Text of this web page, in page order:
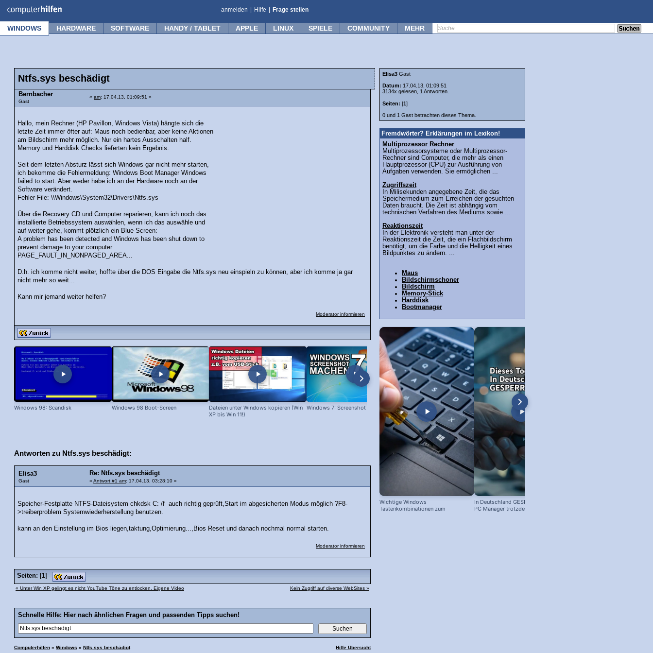
anmelden Hilfe Frage stellen
WINDOWS HARDWARE SOFTWARE HANDY / TABLET APPLE LINUX SPIELE COMMUNITY MEHR
Ntfs.sys beschädigt
Bernbacher
Gast
« am: 17.04.13, 01:09:51 »
Hallo, mein Rechner (HP Pavillon, Windows Vista) hängte sich die
letzte Zeit immer öfter auf: Maus noch bedienbar, aber keine Aktionen
am Bildschirm mehr möglich. Nur ein hartes Ausschalten half.
Memory und Harddisk Checks lieferten kein Ergebnis.
Seit dem letzten Absturz lässt sich Windows gar nicht mehr starten,
ich bekomme die Fehlermeldung: Windows Boot Manager Windows
failed to start. Aber weder habe ich an der Hardware noch an der
Software verändert.
Fehler File: \\Windows\System32\Drivers\Ntfs.sys
Über die Recovery CD und Computer reparieren, kann ich noch das
installierte Betriebssystem auswählen, wenn ich das auswähle und
auf weiter gehe, kommt plötzlich ein Blue Screen:
A problem has been detected and Windows has been shut down to
prevent damage to your computer.
PAGE_FAULT_IN_NONPAGED_AREA...
D.h. ich komme nicht weiter, hoffte über die DOS Eingabe die Ntfs.sys neu einspieln zu können, aber ich komme ja gar
nicht mehr so weit...
Kann mir jemand weiter helfen?
Moderator informieren
Windows 98: Scandisk Windows 98 Boot-Screen
Dateien unter Windows kopieren (Win
XP bis Win 11!)
Windows 7: Screenshot machen Programme löschen unter Windows 11
Windows 11 Screenshot + Bildschirm-
Video!
Antworten zu Ntfs.sys beschädigt:
Elisa3
Gast
Re: Ntfs.sys beschädigt
« Antwort #1 am: 17.04.13, 03:28:10 »
Speicher-Festplatte NTFS-Dateisystem chkdsk C: /f auch richtig geprüft,Start im abgesicherten Modus möglich ?F8-
>treiberproblem Systemwiederherstellung benutzen.
kann an den Einstellung im Bios liegen,taktung,Optimierung...,Bios Reset und danach nochmal normal starten.
Moderator informieren
Seiten: [1]
« Unter Win XP gelingt es nicht YouTube Töne zu entlocken. Eigene Video Kein Zugriff auf diverse WebSites »
Schnelle Hilfe: Hier nach ähnlichen Fragen und passenden Tipps suchen!
Computerhilfen » Windows » Ntfs.sys beschädigt Hilfe Übersicht
Elisa3 Gast
Datum: 17.04.13, 01:09:51
3134x gelesen, 1 Antworten.
Seiten: [1]
0 und 1 Gast betrachten dieses Thema.
Fremdwörter? Erklärungen im Lexikon!
Multiprozessor Rechner
Multiprozessorsysteme oder Multiprozessor-
Rechner sind Computer, die mehr als einen
Hauptprozessor (CPU) zur Ausführung von
Aufgaben verwenden. Sie ermöglichen ...
Zugriffszeit
In Milisekunden angegebene Zeit, die das
Speichermedium zum Erreichen der gesuchten
Daten braucht. Die Zeit ist abhängig vom
technischen Verfahren des Mediums sowie ...
Reaktionszeit
In der Elektronik versteht man unter der
Reaktionszeit die Zeit, die ein Flachbildschirm
benötigt, um die Farbe und die Helligkeit eines
Bildpunktes zu ändern. ...
Maus
Bildschirmschoner
Bildschirm
Memory-Stick
Harddisk
Bootmanager
Wichtige Windows
Tastenkombinationen zum
In Deutschland GESPERRT: Microsoft
PC Manager trotzdem installieren